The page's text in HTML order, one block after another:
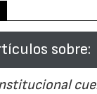
sobre: